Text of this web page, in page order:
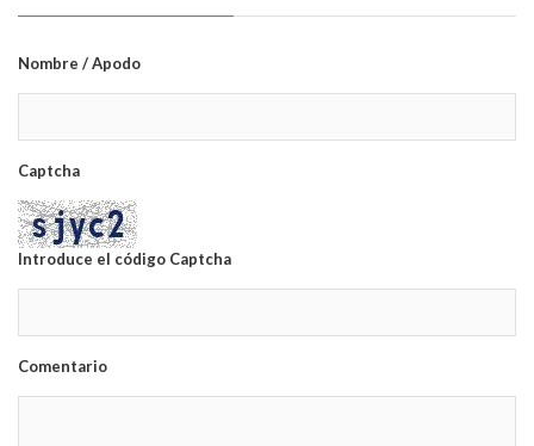
Nombre / Apodo
Captcha
Introduce el código Captcha
Comentario